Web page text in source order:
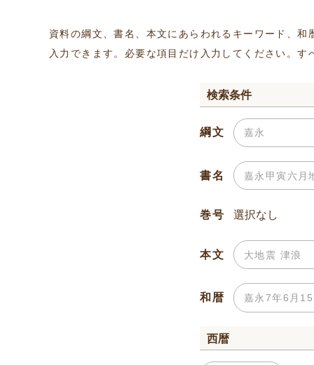
資料の綱文、書名、本文にあらわれるキーワード、
入力できます。必要な項目だけ入力してください。
検索条件
綱文
書名
巻号
本文
和暦
西暦